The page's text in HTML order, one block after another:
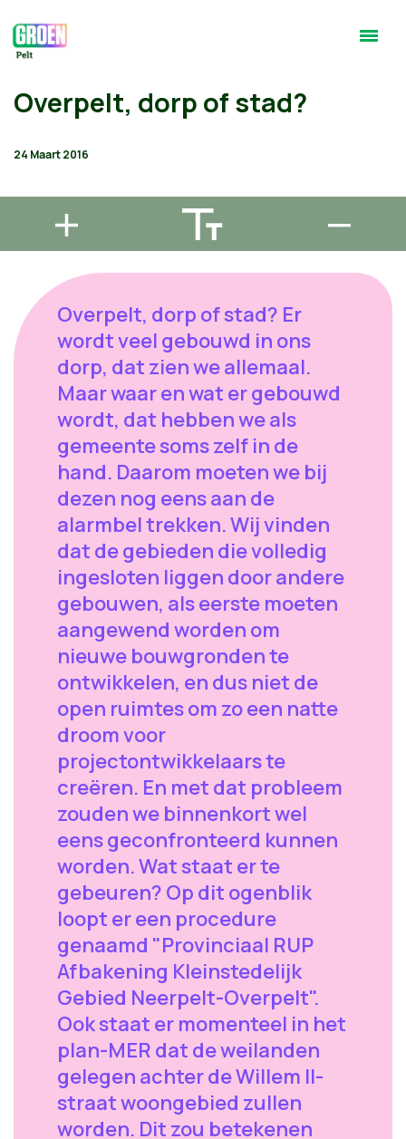
Overpelt, dorp of stad?
24 Maart 2016
Overpelt, dorp of stad? Er
wordt veel gebouwd in ons
dorp, dat zien we allemaal.
Maar waar en wat er gebouwd
wordt, dat hebben we als
gemeente soms zelf in de
hand. Daarom moeten we bij
dezen nog eens aan de
alarmbel trekken. Wij vinden
dat de gebieden die volledig
ingesloten liggen door andere
gebouwen, als eerste moeten
aangewend worden om
nieuwe bouwgronden te
ontwikkelen, en dus niet de
open ruimtes om zo een natte
droom voor
projectontwikkelaars te
creëren. En met dat probleem
zouden we binnenkort wel
eens geconfronteerd kunnen
worden. Wat staat er te
gebeuren? Op dit ogenblik
loopt er een procedure
genaamd "Provinciaal RUP
Afbakening Kleinstedelijk
Gebied Neerpelt-Overpelt".
Ook staat er momenteel in het
plan-MER dat de weilanden
gelegen achter de Willem II-
straat woongebied zullen
worden. Dit zou betekenen